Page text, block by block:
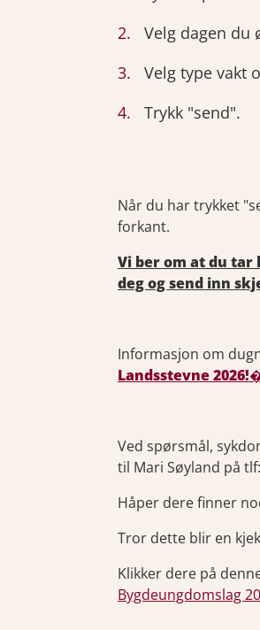
Velg dagen du
Velg type vakt
Trykk "send".
Når du har trykket
forkant.
Vi ber om at du
deg og send inn
Informasjon om
Landsstevne
Ved spørsmål,
til Mari Søyland på
Håper dere finner
Tror dette blir en
Klikker dere på
Bygdeungdomslag